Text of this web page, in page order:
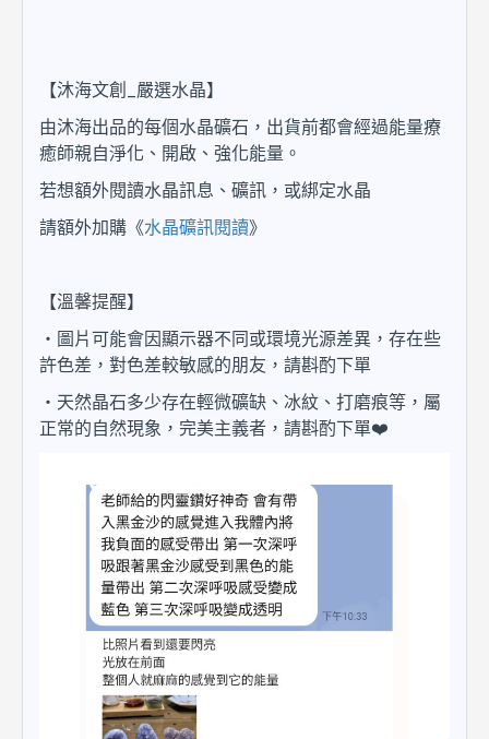
【沐海文創_嚴選水晶】
由沐海出品的每個水晶礦石，出貨前都會經過能量療
癒師親自淨化、開啟、強化能量。
若想額外閱讀水晶訊息、礦訊，或綁定水晶
請額外加購《水晶礦訊閱讀》
【溫馨提醒】
・圖片可能會因顯示器不同或環境光源差異，存在些
許色差，對色差較敏感的朋友，請斟酌下單
・天然晶石多少存在輕微礦缺、冰紋、打磨痕等，屬
正常的自然現象，完美主義者，請斟酌下單❤️